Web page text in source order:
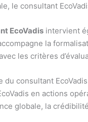
le consultant
EcoVadis intervient
la
les critères
du consultant
en actions
globale, la